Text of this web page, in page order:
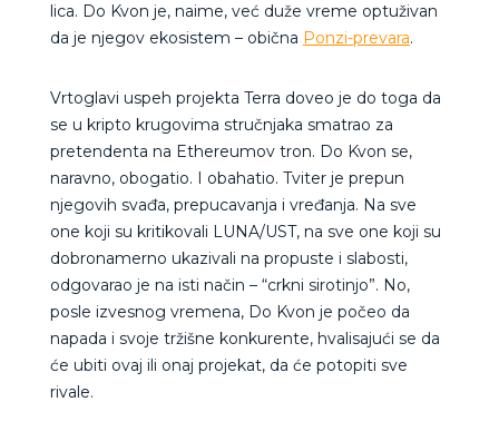
lica. Do Kvon je, naime, već duže vreme optuživan
da je njegov ekosistem – obična Ponzi-prevara.
Vrtoglavi uspeh projekta Terra doveo je do toga da
se u kripto krugovima stručnjaka smatrao za
pretendenta na Ethereumov tron. Do Kvon se,
naravno, obogatio. I obahatio. Tviter je prepun
njegovih svađa, prepucavanja i vređanja. Na sve
one koji su kritikovali LUNA/UST, na sve one koji su
dobronamerno ukazivali na propuste i slabosti,
odgovarao je na isti način – “crkni sirotinjo”. No,
posle izvesnog vremena, Do Kvon je počeo da
napada i svoje tržišne konkurente, hvalisajući se da
će ubiti ovaj ili onaj projekat, da će potopiti sve
rivale.